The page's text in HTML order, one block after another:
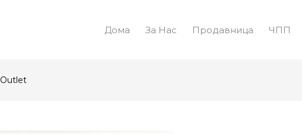
Дома За Нас Продавница ЧПП
Outlet